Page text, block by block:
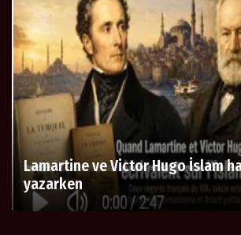
Lamartine ve Victor Hugo İslam
yazarken